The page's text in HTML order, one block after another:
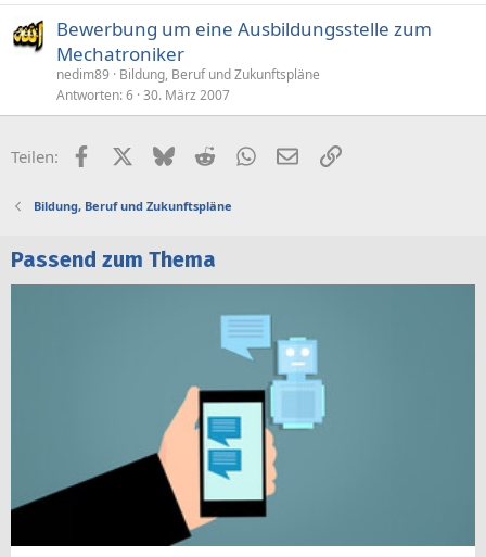
Bewerbung um eine Ausbildungsstelle zum
Mechatroniker
nedim89
Bildung, Beruf und Zukunftspläne
Antworten 6 30. März 2007
Teilen: FacebookX (Twitter)
BlueskyRedditWhatsApp
E-MailLink
Bildung, Beruf und Zukunftspläne
Passend zum Thema